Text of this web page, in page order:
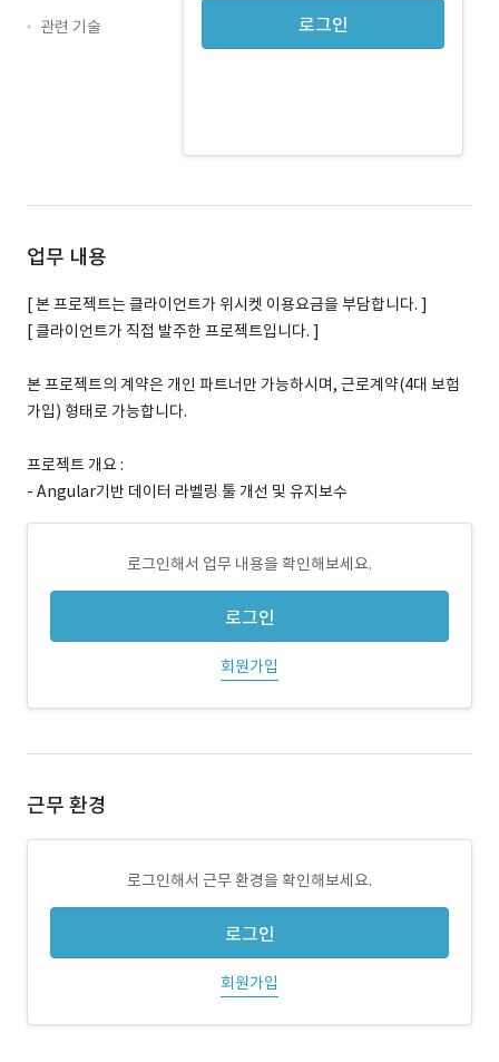
로그인
관련 기술
JavaScript · 경력 무관
업무 내용
[ 본 프로젝트는 클라이언트가 위시켓 이용요금을 부담합니다. ]
[ 클라이언트가 직접 발주한 프로젝트입니다. ]
본 프로젝트의 계약은 개인 파트너만 가능하시며, 근로계약(4대 보험
가입) 형태로 가능합니다.
프로젝트 개요 :
- Angular기반 데이터 라벨링 툴 개선 및 유지보수
로그인해서 업무 내용을 확인해보세요.
로그인
회원가입
근무 환경
로그인해서 근무 환경을 확인해보세요.
로그인
회원가입